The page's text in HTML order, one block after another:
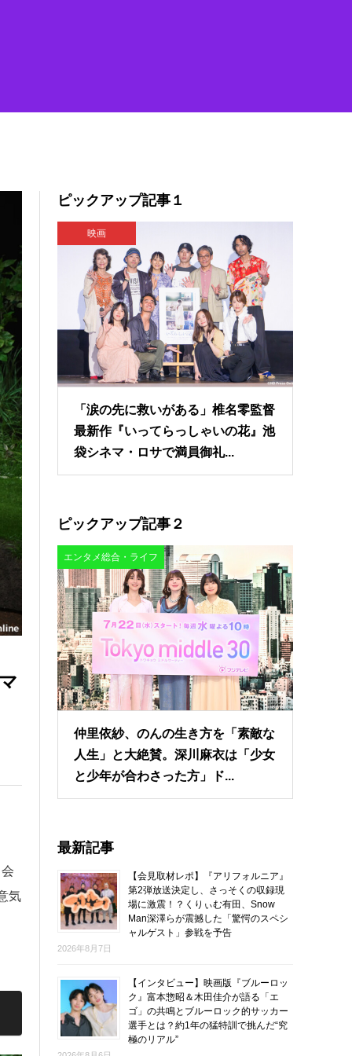
気
ピックアップ記事１
映画
「涙の先に救いがある」椎名零監督
最新作『いってらっしゃいの花』池
袋シネマ・ロサで満員御礼...
ピックアップ記事２
エンタメ総合・ライフ
仲里依紗、のんの生き方を「素敵な
人生」と大絶賛。深川麻衣は「少女
と少年が合わさった方」ド...
最新記事
【会見取材レポ】『アリフォルニア』
第2弾放送決定し、さっそくの収録現
場に激震！？くりぃむ有田、Snow
Man深澤らが震撼した「驚愕のスペシ
ャルゲスト」参戦を予告
2026年8月7日
【インタビュー】映画版『ブルーロッ
ク』富本惣昭＆木田佳介が語る「エ
ゴ」の共鳴とブルーロック的サッカー
選手とは？約1年の猛特訓で挑んだ“究
極のリアル”